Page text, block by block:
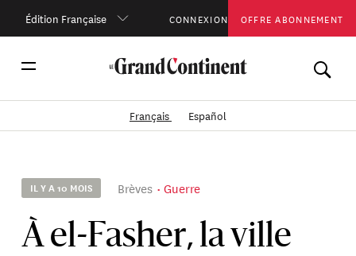
Édition Française CONNEXION OFFRE ABONNEMENT
Français Español
IL Y A 10 MOIS Brèves Guerre
À el-Fasher, la ville